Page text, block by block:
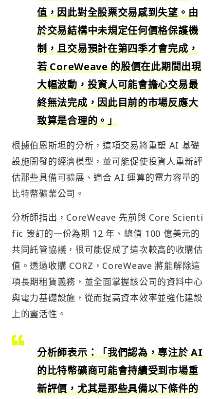
值，因此對全股票交易感到失望。由
於交易結構中未規定任何價格保護機
制，且交易預計在第四季才會完成，
若 CoreWeave 的股價在此期間出現
大幅波動，投資人可能會擔心交易最
終無法完成，因此目前的市場反應大
致算是合理的。」
根據伯恩斯坦的分析，這項交易將重塑 AI 基礎
設施開發的經濟模型，並可能促使投資人重新評
估那些具備可擴展、適合 AI 運算的電力容量的
比特幣礦業公司。
分析師指出，CoreWeave 先前與 Core Scienti
fic 簽訂的一份為期 12 年、總值 100 億美元的
共同託管協議，很可能促成了這次較高的收購估
值。透過收購 CORZ，CoreWeave 將能解除這
項長期租賃義務，並全面掌握該公司的資料中心
與電力基礎設施，從而提高資本效率並強化建設
上的靈活性。
分析師表示：「我們認為，專注於 AI
的比特幣礦商可能會持續受到市場重
新評價，尤其是那些具備以下條件的